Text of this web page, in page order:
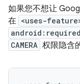
如果您不想让
在 <uses-
CAMERA 权限隐含